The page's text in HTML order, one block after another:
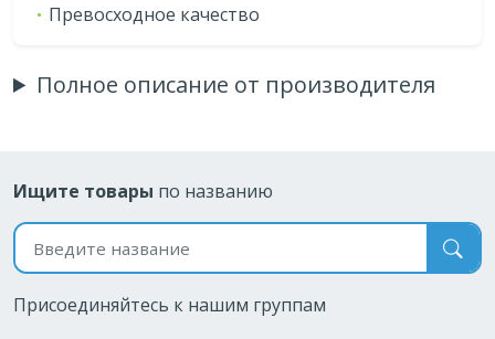
Превосходное качество
Полное описание от производителя
Ищите товары по названию
Поиск по названию
Присоединяйтесь к нашим группам